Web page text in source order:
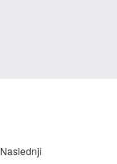
Naslednji